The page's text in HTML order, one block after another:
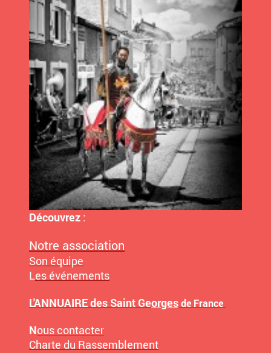
Découvrez :
Notre association
Son équipe
Les événements
L'ANNUAIRE des Saint Georgesde France
Nous contacter
Charte du Rassemblement